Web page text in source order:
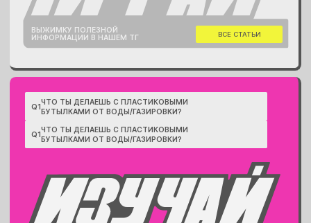
ВЫЖИМКУ ПОЛЕЗНОЙ
ИНФОРМАЦИИ В НАШЕМ ТГ
ВСЕ СТАТЬИ
Q1
ЧТО ТЫ ДЕЛАЕШЬ С ПЛАСТИКОВЫМИ
БУТЫЛКАМИ ОТ ВОДЫ/ГАЗИРОВКИ?
Q1
ЧТО ТЫ ДЕЛАЕШЬ С ПЛАСТИКОВЫМИ
БУТЫЛКАМИ ОТ ВОДЫ/ГАЗИРОВКИ?